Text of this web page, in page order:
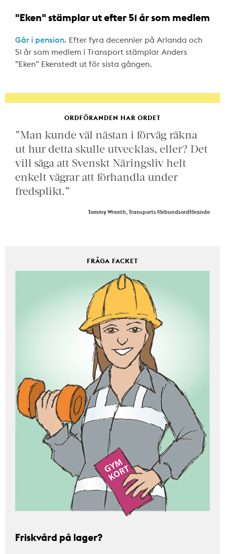
"Eken" stämplar ut efter 51 år som medlem
Går i pension. Efter fyra decennier på Arlanda och
51 år som medlem i Transport stämplar Anders
”Eken” Ekenstedt ut för sista gången.
ORDFÖRANDEN HAR ORDET
”Man kunde väl nästan i förväg räkna
ut hur detta skulle utvecklas, eller? Det
vill säga att Svenskt Näringsliv helt
enkelt vägrar att förhandla under
fredsplikt.”
Tommy Wreeth, Transports förbundsordförande
FRÅGA FACKET
Friskvård på lager?